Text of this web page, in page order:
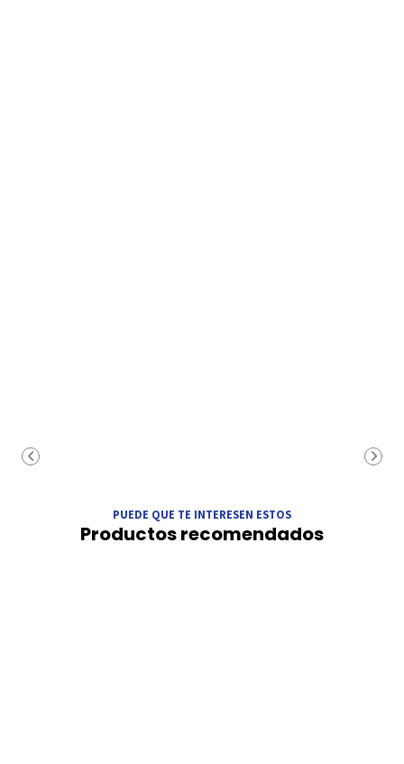
PUEDE QUE TE INTERESEN ESTOS
Productos recomendados